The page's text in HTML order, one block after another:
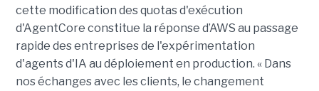
cette modification des quotas d'exécution
d'AgentCore constitue la réponse d’AWS au passage
rapide des entreprises de l'expérimentation
d'agents d'IA au déploiement en production. « Dans
nos échanges avec les clients, le changement